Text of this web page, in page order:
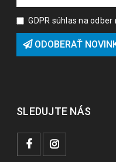
GDPR súhlas na odber
ODOBERAŤ
SLEDUJTE NÁS